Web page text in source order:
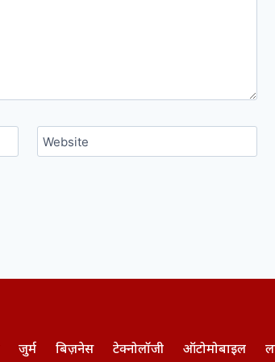
Website
जुर्म बिज़नेस टेक्नोलॉजी ऑटोमोबाइल